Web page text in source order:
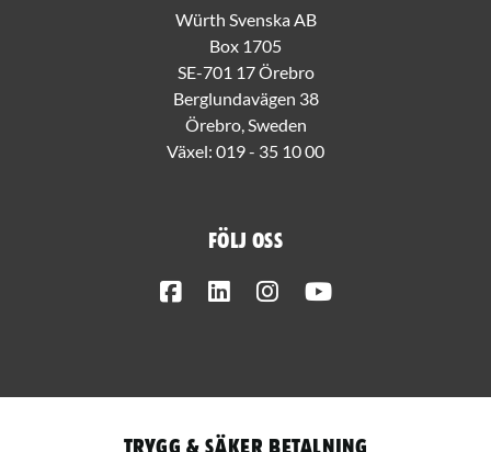
Würth Svenska AB
Box 1705
SE-701 17 Örebro
Berglundavägen 38
Örebro, Sweden
Växel: 019 - 35 10 00
Följ oss
FacebookLinkedInInstagram
Trygg & säker betalning